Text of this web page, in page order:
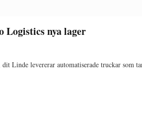
nya lager
Linde levererar automatiserade truckar som